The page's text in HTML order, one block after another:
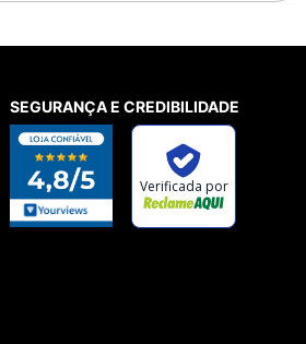
SEGURANÇA E CREDIBILIDADE